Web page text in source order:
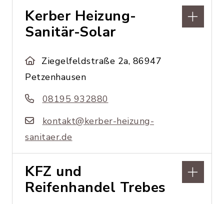
Kerber Heizung-
Sanitär-Solar
Ziegelfeldstraße 2a, 86947
Petzenhausen
08195 932880
kontakt@kerber-heizung-
sanitaer.de
KFZ und
Reifenhandel Trebes